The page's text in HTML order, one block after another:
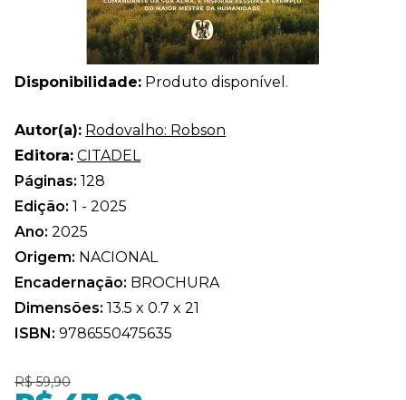
Disponibilidade: Produto disponível.
Autor(a): Rodovalho: Robson
Editora: CITADEL
Páginas: 128
Edição: 1 - 2025
Ano: 2025
Origem: NACIONAL
Encadernação: BROCHURA
Dimensões: 13.5 x 0.7 x 21
ISBN: 9786550475635
R$ 59,90